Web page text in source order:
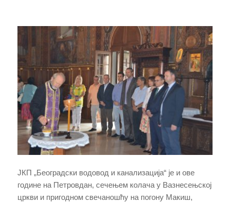
ЈКП „Београдски водовод и канализација“ је и ове
године на Петровдан, сечењем колача у Вазнесењској
цркви и пригодном свечаношћу на погону Макиш,